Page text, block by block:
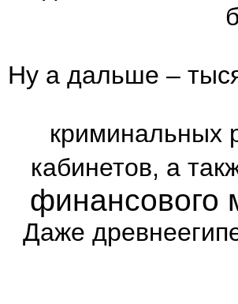
Ну а дальше –
криминальных
кабинетов, а
финансового
Даже